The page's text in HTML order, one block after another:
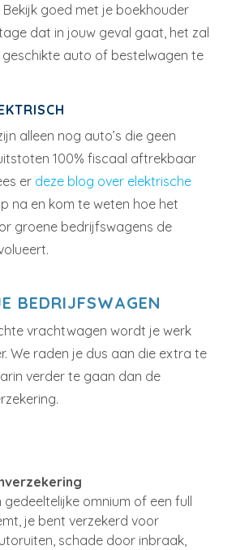
Bekijk goed met je boekhouder
dat in jouw geval gaat, het zal
geschikte auto of bestelwagen te
alleen nog auto’s die geen
100% fiscaal aftrekbaar
er deze blog over elektrische
na en kom te weten hoe het
groene bedrijfswagens de
BEDRIJFSWAGEN
vrachtwagen wordt je werk
We raden je dus aan die extra te
verder te gaan dan de
gedeeltelijke omnium of een full
je bent verzekerd voor
schade door inbraak,